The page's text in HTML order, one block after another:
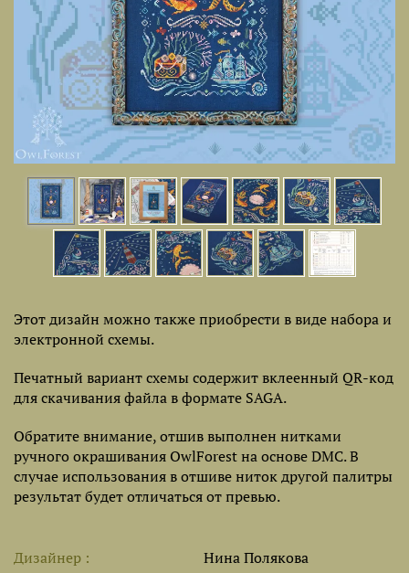
Этот дизайн можно также приобрести в виде набора и
электронной схемы.
Печатный вариант схемы содержит вклеенный QR-код
для скачивания файла в формате SAGA.
Обратите внимание, отшив выполнен нитками
ручного окрашивания OwlForest на основе DMC. В
случае использования в отшиве ниток другой палитры
результат будет отличаться от превью.
Дизайнер
Нина Полякова